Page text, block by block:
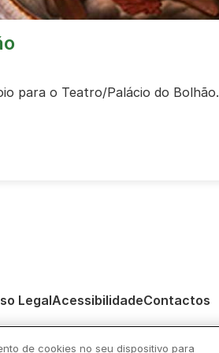
para o Teatro/Palácio do Bolhão.
LegalAcessibilidadeContactos
de cookies no seu dispositivo para